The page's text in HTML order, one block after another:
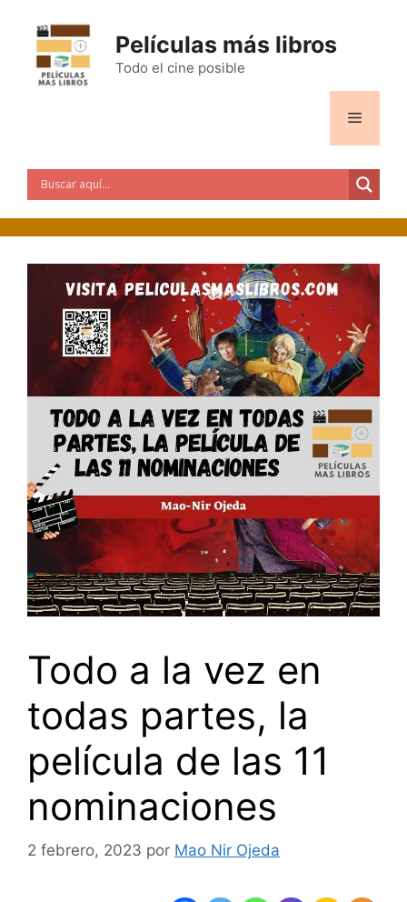
Películas más libros
Todo el cine posible
Todo a la vez en
todas partes, la
película de las 11
nominaciones
2 febrero, 2023 por Mao Nir Ojeda